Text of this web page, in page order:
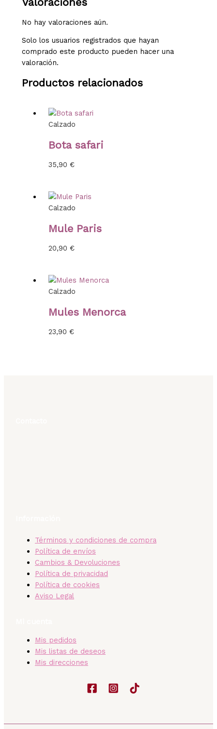
No hay valoraciones aún.
Solo los usuarios registrados que hayan
comprado este producto pueden hacer una
valoración.
Productos relacionados
Calzado
Bota safari
35,90 €
Calzado
Mule Paris
20,90 €
Calzado
Mules Menorca
23,90 €
Términos y condiciones de compra
Política de envíos
Cambios & Devoluciones
Política de privacidad
Política de cookies
Aviso Legal
Mis pedidos
Mis listas de deseos
Mis direcciones